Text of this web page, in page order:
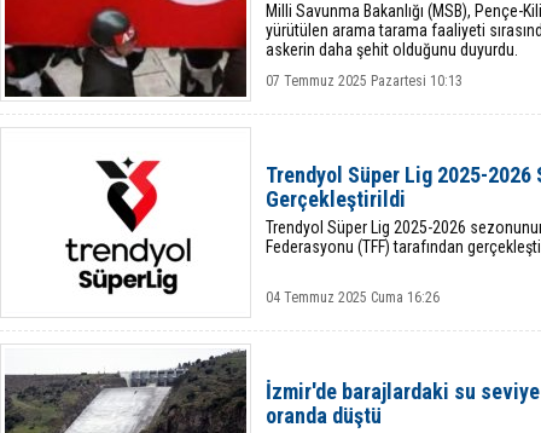
Milli Savunma Bakanlığı (MSB), Pençe-
yürütülen arama tarama faaliyeti
askerin daha şehit olduğunu duyurdu.
07 Temmuz 2025 Pazartesi 10:13
Trendyol Süper Lig 2025-
Gerçekleştirildi
Trendyol Süper Lig 2025-2026
Federasyonu (TFF) tarafından
04 Temmuz 2025 Cuma 16:26
İzmir'de barajlardaki su
oranda düştü